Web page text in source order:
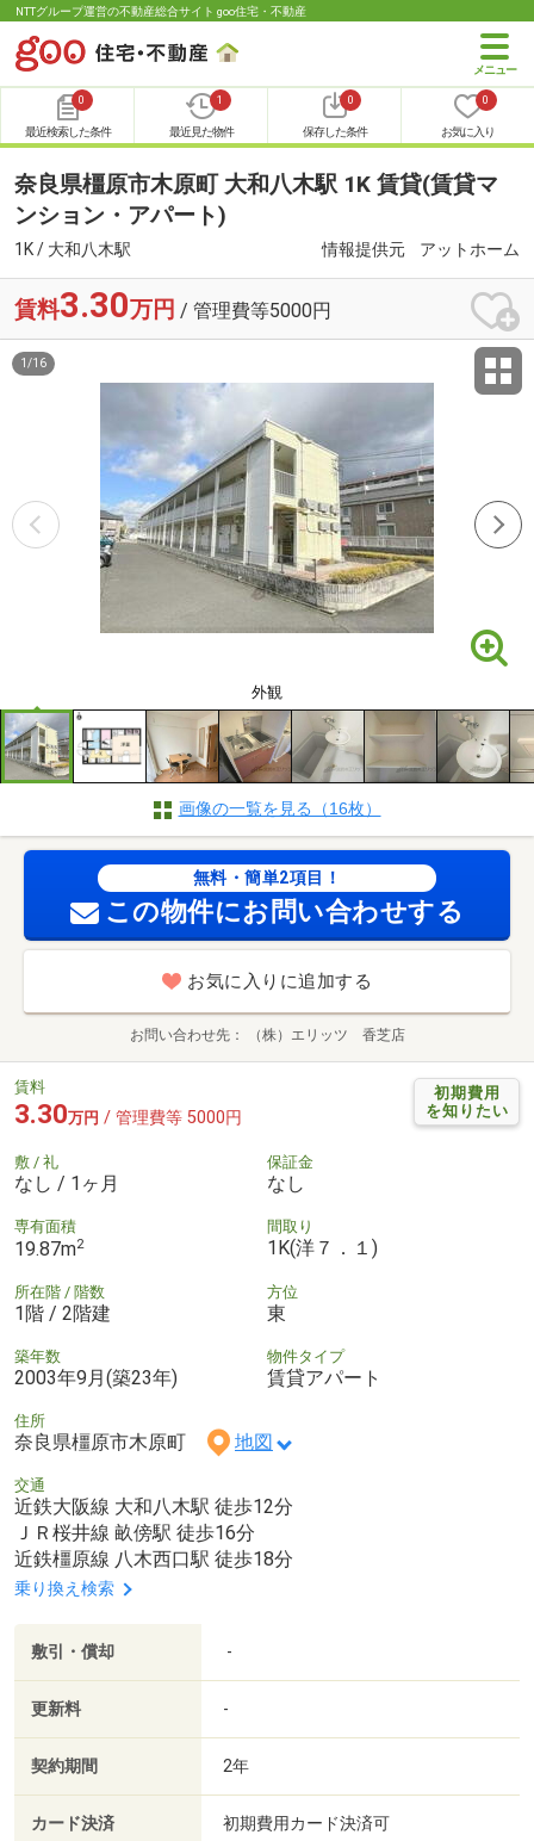
NTTグループ運営の不動産総合サイト goo住宅・不動産
0
最近検索した条件
1
最近見た物件
0
保存した条件
0
お気に入り
奈良県橿原市木原町 大和八木駅 1K 賃貸(賃貸マ
ンション・アパート)
1K / 大和八木駅 情報提供元 アットホーム
賃料3.30万円 / 管理費等5000円
外観
1 /16
画像の一覧を見る（16枚）
無料・簡単2項目！
この物件にお問い合わせする
お気に入りに追加する
お問い合わせ先 （株）エリッツ 香芝店
初期費用
を知りたい
賃料
3.30万円 / 管理費等 5000円
敷 / 礼
なし / 1ヶ月
保証金
なし
専有面積
19.87m2
間取り
1K(洋７．１)
所在階 / 階数
1階 / 2階建
方位
東
築年数
2003年9月(築23年)
物件タイプ
賃貸アパート
住所
奈良県橿原市木原町 地図
交通
近鉄大阪線 大和八木駅 徒歩12分
ＪＲ桜井線 畝傍駅 徒歩16分
近鉄橿原線 八木西口駅 徒歩18分
乗り換え検索
敷引・償却 -
更新料 -
契約期間 2年
カード決済 初期費用カード決済可